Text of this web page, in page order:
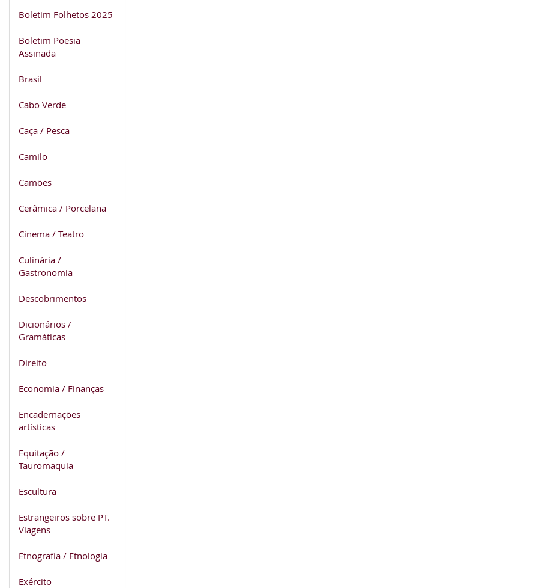
Boletim Folhetos 2025
Boletim Poesia
Assinada
Brasil
Cabo Verde
Caça / Pesca
Camilo
Camões
Cerâmica / Porcelana
Cinema / Teatro
Culinária /
Gastronomia
Descobrimentos
Dicionários /
Gramáticas
Direito
Economia / Finanças
Encadernações
artísticas
Equitação /
Tauromaquia
Escultura
Estrangeiros sobre PT.
Viagens
Etnografia / Etnologia
Exército